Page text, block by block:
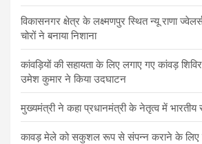
विकासनगर क्षेत्र के लक्ष्मणपुर स्थित न्यू राणा
चोरों ने बनाया निशाना
कांवड़ियों की सहायता के लिए लगाए गए कांवड़
उमेश कुमार ने किया उदघाटन
मुख्यमंत्री ने कहा प्रधानमंत्री के नेतृत्व में भारतीय
कावड़ मेले को सकुशल रूप से संपन्न कराने के लिए